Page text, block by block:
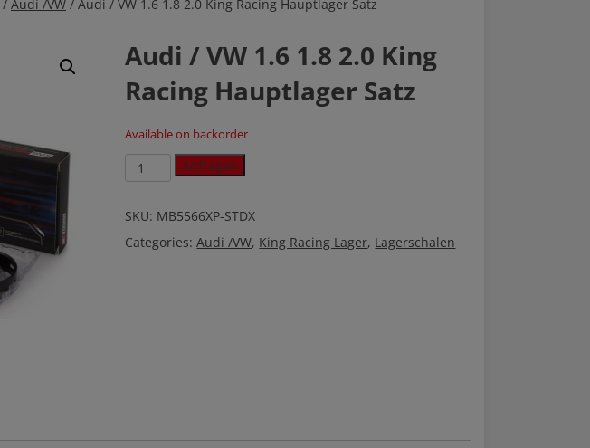
/ Audi /VW / Audi / VW 1.6 1.8 2.0 King Racing Hauptlager Satz
Audi / VW 1.6 1.8 2.0 King
Racing Hauptlager Satz
Available on backorder
Audi
/
1.6
2.0
Anfragen
SKU: MB5566XP-STDX
Categories:Audi /VW, King Racing Lager, Lagerschalen